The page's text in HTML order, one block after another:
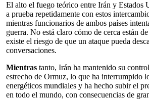
El alto el fuego teórico entre Irán y Estados
a prueba repetidamente con estos
mientras funcionarios de ambos países
guerra. No está claro cómo de cerca están
existe el riesgo de que un ataque pueda
conversaciones.
Mientras tanto, Irán ha mantenido su
estrecho de Ormuz, lo que ha interrumpido
energéticos mundiales y ha hecho subir el
en todo el mundo, con consecuencias de